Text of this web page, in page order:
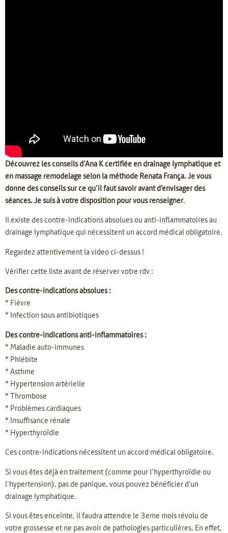
Découvrez les conseils d’Ana K certifiée en drainage lymphatique et
en massage remodelage selon la méthode Renata França. Je vous
donne des conseils sur ce qu’il faut savoir avant d’envisager des
séances. Je suis à votre disposition pour vous renseigner.
Il existe des contre-indications absolues ou anti-inflammatoires au
drainage lymphatique qui nécessitent un accord médical obligatoire.
Regardez attentivement la video ci-dessus !
Vérifier cette liste avant de réserver votre rdv :
Des contre-indications absolues :
* Fièvre
* Infection sous antibiotiques
Des contre-indications anti-inflammatoires :
* Maladie auto-immunes
* Phlébite
* Asthme
* Hypertension artérielle
* Thrombose
* Problèmes cardiaques
* Insuffisance rénale
* Hyperthyroïdie
Ces contre-indications nécessitent un accord médical obligatoire.
Si vous êtes déjà en traitement (comme pour l’hyperthyroïdie ou
l’hypertension), pas de panique, vous pouvez bénéficier d’un
drainage lymphatique.
Si vous êtes enceinte, il faudra attendre le 3eme mois révolu de
votre grossesse et ne pas avoir de pathologies particulières. En effet,